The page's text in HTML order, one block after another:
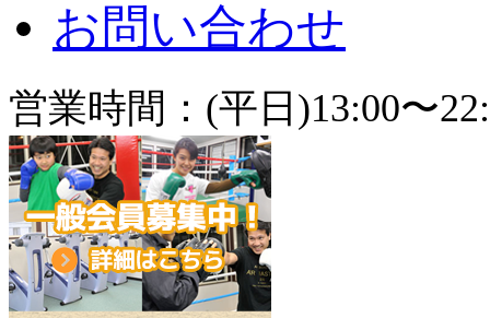
お問い合わせ
営業時間：(平日)13:00〜